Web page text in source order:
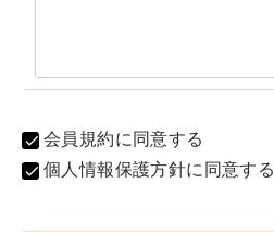
会員規約に同意する
個人情報保護方針に同意する